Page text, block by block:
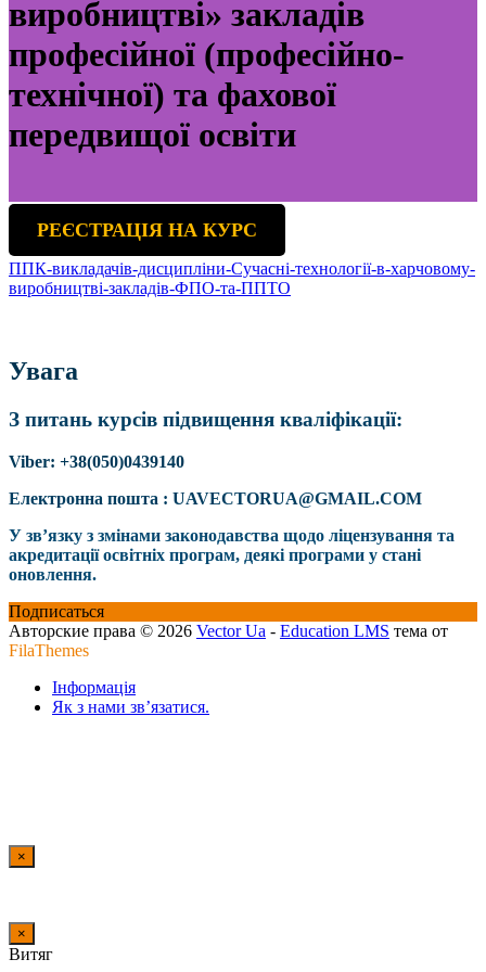
виробництві» закладів
професійної (професійно-
технічної) та фахової
передвищої освіти
РЕЄСТРАЦІЯ НА КУРС
ППК-викладачів-дисципліни-Сучасні-технології-в-харчовому-
виробництві-закладів-ФПО-та-ППТО
Увага
З питань курсів підвищення кваліфікації:
Viber: +38(050)0439140
Електронна пошта : UAVECTORUA@GMAIL.COM
У зв’язку з змінами законодавства щодо ліцензування та
акредитації освітніх програм, деякі програми у стані
оновлення.
Подписаться
Авторские права © 2026 Vector Ua - Education LMS тема от
FilaThemes
Інформація
Як з нами зв’язатися.
×
×
Витяг